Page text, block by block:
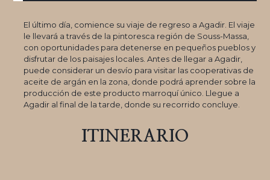
El último día, comience su viaje de regreso a Agadir. El viaje
le llevará a través de la pintoresca región de Souss-Massa,
con oportunidades para detenerse en pequeños pueblos y
disfrutar de los paisajes locales. Antes de llegar a Agadir,
puede considerar un desvío para visitar las cooperativas de
aceite de argán en la zona, donde podrá aprender sobre la
producción de este producto marroquí único. Llegue a
Agadir al final de la tarde, donde su recorrido concluye.
ITINERARIO